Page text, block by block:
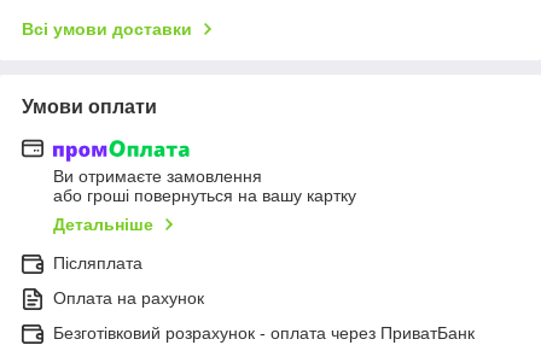
Всі умови доставки
Умови оплати
Ви отримаєте замовлення
або гроші повернуться на вашу картку
Детальніше
Післяплата
Оплата на рахунок
Безготівковий розрахунок - оплата через ПриватБанк